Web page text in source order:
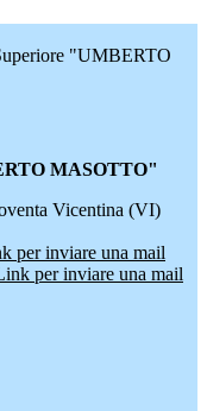
"UMBERTO
MASOTTO"
Vicentina (VI)
per inviare una mail
per inviare una mail